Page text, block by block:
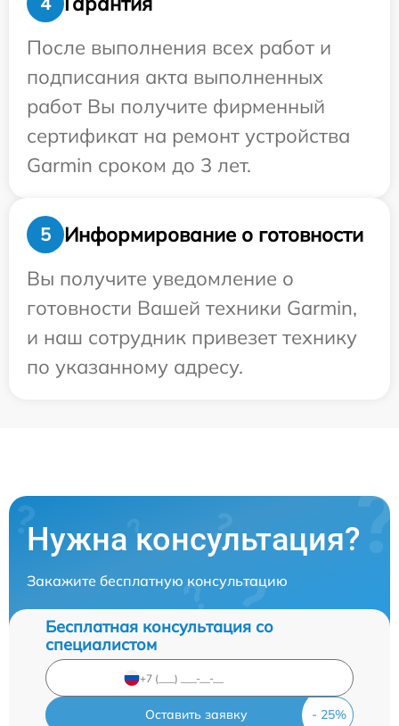
После выполнения всех работ и
подписания акта выполненных
работ Вы получите фирменный
сертификат на ремонт устройства
Garmin сроком до 3 лет.
5
Информирование о готовности
Вы получите уведомление о
готовности Вашей техники Garmin,
и наш сотрудник привезет технику
по указанному адресу.
Нужна консультация?
Закажите бесплатную консультацию
Бесплатная консультация со
специалистом
Оставить заявку